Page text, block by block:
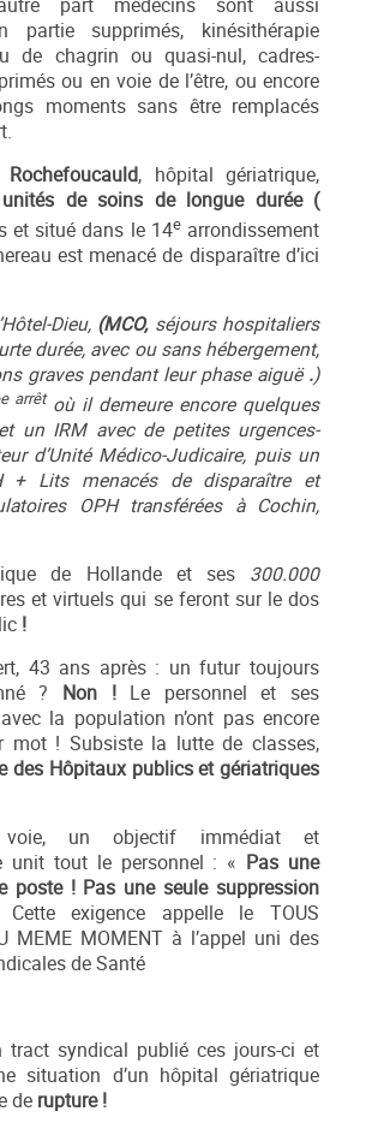
partie supprimés, kinésithérapie
de chagrin ou quasi-nul, cadres-
ou en voie de l’être, ou encore
moments sans être remplacés
Rochefoucauld, hôpital gériatrique,
de soins de longue durée (
et situé dans le 14earrondissement
est menacé de disparaître d’ici
Dieu, (MCO, séjours hospitaliers
durée, avec ou sans hébergement,
graves pendant leur phase aiguë .)
e arrêt où il demeure encore quelques
un IRM avec de petites urgences-
d’Unité Médico-Judicaire, puis un
+ Lits menacés de disparaître et
OPH transférées à Cochin,
de Hollande et ses 300.000
et virtuels qui se feront sur le dos
!
43 ans après : un futur toujours
? Non !Le personnel et ses
la population n’ont pas encore
mot ! Subsiste la lutte de classes,
des Hôpitaux publics et gériatriques
un objectif immédiat et
unit tout le personnel : « Pas une
poste ! Pas une seule suppression
Cette exigence appelle le TOUS
MEME MOMENT à l’appel uni des
de Santé
tract syndical publié ces jours-ci et
situation d’un hôpital gériatrique
de rupture !